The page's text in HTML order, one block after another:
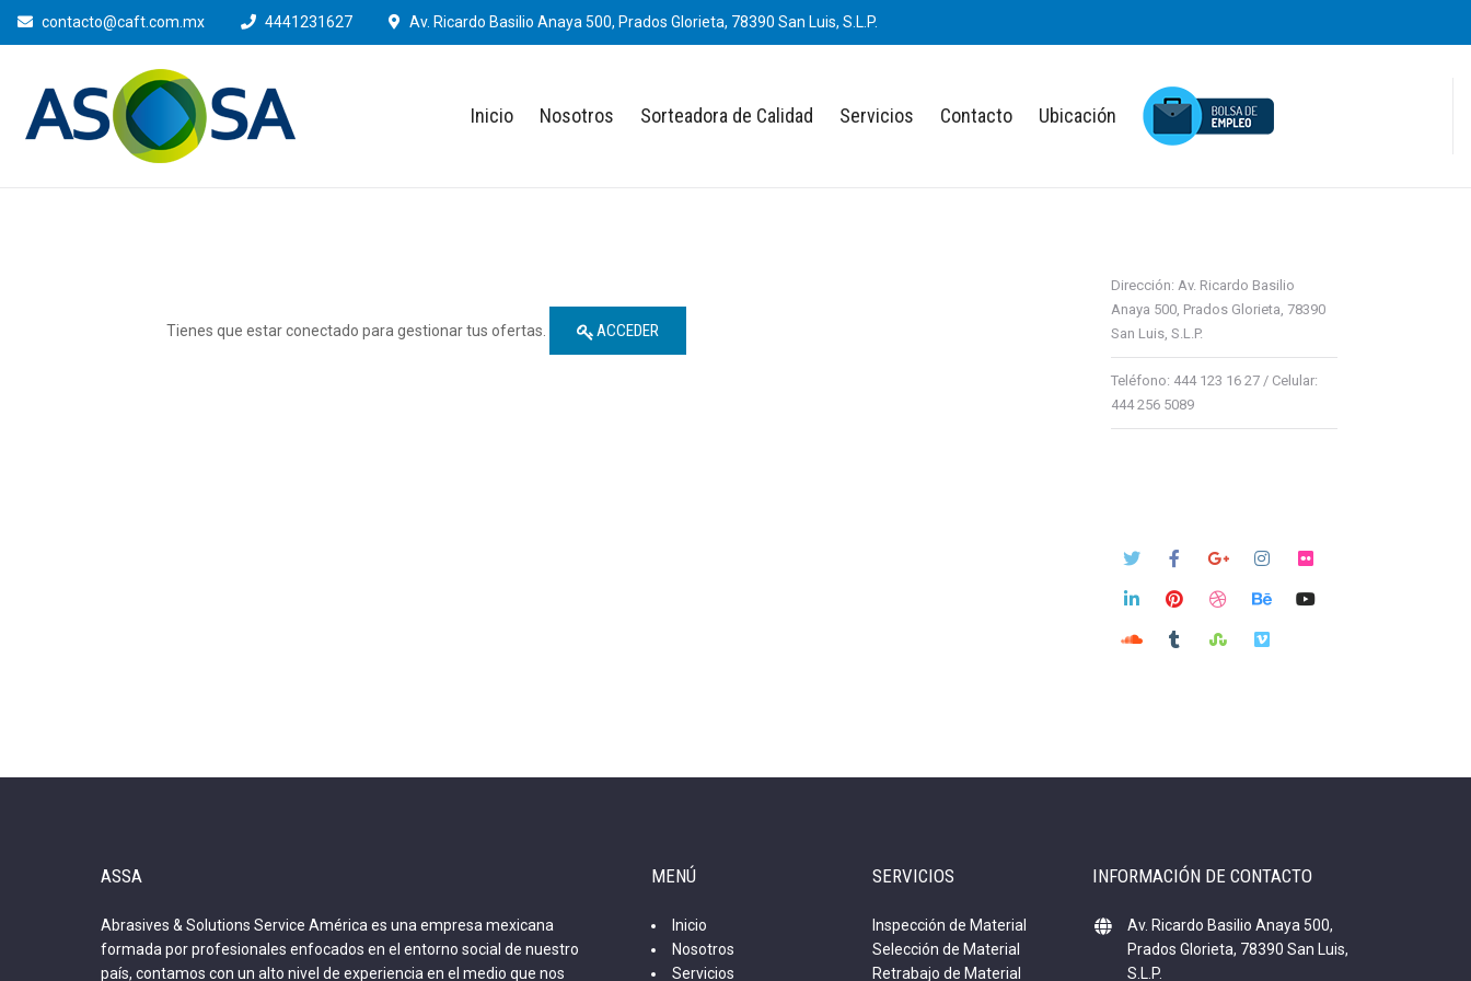
contacto@caft.com.mx 4441231627 Av. Ricardo Basilio Anaya 500, Prados Glorieta, 78390 San Luis, S.L.P.
Inicio Nosotros Sorteadora de Calidad Servicios Contacto Ubicación
Tienes que estar conectado para gestionar tus ofertas. ACCEDER
Dirección: Av. Ricardo Basilio
Anaya 500, Prados Glorieta, 78390
San Luis, S.L.P.
Teléfono: 444 123 16 27 / Celular:
444 256 5089
ASSA
Abrasives & Solutions Service América es una empresa mexicana
formada por profesionales enfocados en el entorno social de nuestro
país, contamos con un alto nivel de experiencia en el medio que nos
MENÚ
Inicio
Nosotros
Servicios
SERVICIOS
Inspección de Material
Selección de Material
Retrabajo de Material
INFORMACIÓN DE CONTACTO
Av. Ricardo Basilio Anaya 500,
Prados Glorieta, 78390 San Luis,
S.L.P.